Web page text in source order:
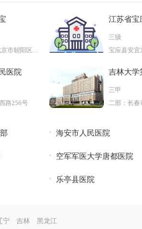
总部地址:北京市朝阳区建国路甲9
江苏省宝
三级
宝应县安宜
医院
路256号
吉林大学
三甲
海安市人民医院
空军军医大学唐都医院
乐亭县医院
宁 吉林 黑龙江